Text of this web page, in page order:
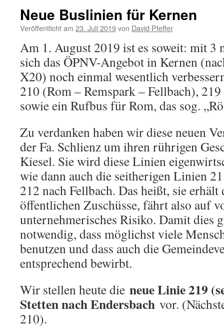
Neue Buslinien für Kernen
Veröffentlicht am 23. Juli 2019von David Pfeffer
Am 1. August 2019 ist es soweit: mit 3
sich das ÖPNV-Angebot in Kernen
X20) noch einmal wesentlich
210 (Rom – Remspark – Fellbach),
sowie ein Rufbus für Rom, das sog.
Zu verdanken haben wir diese neuen
der Fa. Schlienz um ihren rührigen
Kiesel. Sie wird diese Linien
wie dann auch die seitherigen Linien
212 nach Fellbach. Das heißt, sie
öffentlichen Zuschüsse, fährt also auf
unternehmerisches Risiko. Damit dies
notwendig, dass möglichst viele
benutzen und dass auch die
entsprechend bewirbt.
Wir stellen heute die neue Linie 219
Stetten nach Endersbach vor.
210).